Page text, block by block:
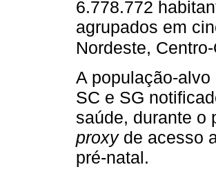
6.778.772
agrupados em
Nordeste,
A população-
SC e SG
saúde, durante o
proxyde acesso
pré-natal.